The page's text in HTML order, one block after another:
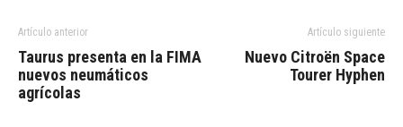
Artículo anterior
Taurus presenta en la FIMA
nuevos neumáticos
agrícolas
Artículo siguiente
Nuevo Citroën Space
Tourer Hyphen